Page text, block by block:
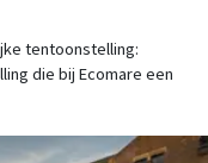
tentoonstelling:
die bij Ecomare een